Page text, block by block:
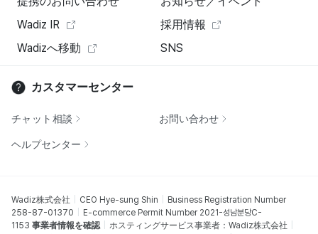
Wadiz IR
採用情報
Wadizへ移動
SNS
カスタマーセンター
チャット相談 お問い合わせ
ヘルプセンター
Wadiz株式会社 CEO Hye-sung Shin
Business Registration Number
258-87-01370
E-commerce Permit Number 2021-성남분당C-
1153 事業者情報を確認
ホスティングサービス事業者：Wadiz株式会社